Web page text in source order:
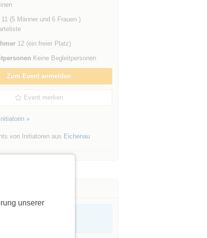
unserer
(5 Männer und 6 Frauen )
12 (ein freier Platz)
Keine Begleitpersonen
Zum Event anmelden
Event merken
»
von Initiatoren aus Eichenau